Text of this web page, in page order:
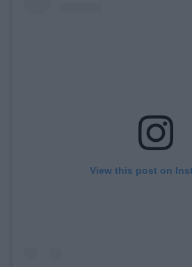
View this post on